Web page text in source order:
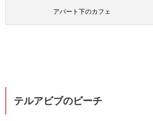
アパート下のカフェ
テルアビブのビーチ